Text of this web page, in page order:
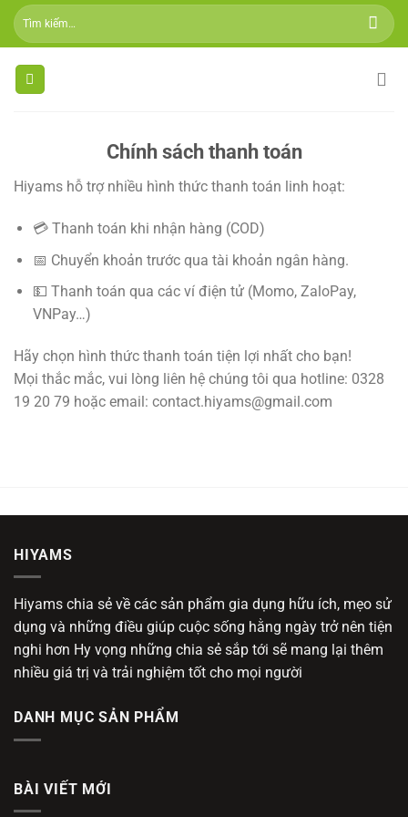
Skip
Tìm
kiếm:
Chính sách thanh toán
Hiyams hỗ trợ nhiều hình thức thanh toán linh hoạt:
💳 Thanh toán khi nhận hàng (COD)
📅 Chuyển khoản trước qua tài khoản ngân hàng.
💵 Thanh toán qua các ví điện tử (Momo, ZaloPay,
VNPay…)
Hãy chọn hình thức thanh toán tiện lợi nhất cho bạn!
Mọi thắc mắc, vui lòng liên hệ chúng tôi qua hotline: 0328
19 20 79 hoặc email: contact.hiyams@gmail.com
HIYAMS
Hiyams chia sẻ về các sản phẩm gia dụng hữu ích, mẹo sử
dụng và những điều giúp cuộc sống hằng ngày trở nên tiện
nghi hơn Hy vọng những chia sẻ sắp tới sẽ mang lại thêm
nhiều giá trị và trải nghiệm tốt cho mọi người
DANH MỤC SẢN PHẨM
BÀI VIẾT MỚI